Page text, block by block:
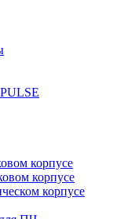
корпусе
корпусе
корпусе